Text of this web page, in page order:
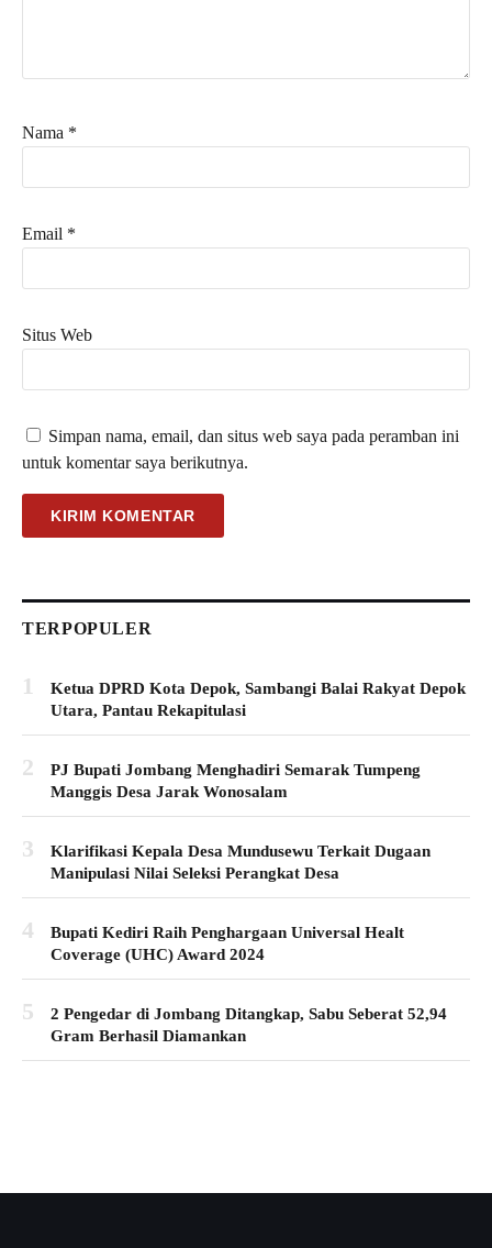
Nama *
Email *
Situs Web
Simpan nama, email, dan situs web saya pada peramban ini
untuk komentar saya berikutnya.
TERPOPULER
1
Ketua DPRD Kota Depok, Sambangi Balai Rakyat Depok
Utara, Pantau Rekapitulasi
2
PJ Bupati Jombang Menghadiri Semarak Tumpeng
Manggis Desa Jarak Wonosalam
3
Klarifikasi Kepala Desa Mundusewu Terkait Dugaan
Manipulasi Nilai Seleksi Perangkat Desa
4
Bupati Kediri Raih Penghargaan Universal Healt
Coverage (UHC) Award 2024
5
2 Pengedar di Jombang Ditangkap, Sabu Seberat 52,94
Gram Berhasil Diamankan